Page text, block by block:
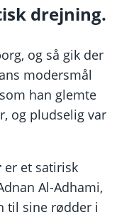
drejning.
og så gik der
modersmål
han glemte
og pludselig var
er et satirisk
Al-Adhami,
til sine rødder i